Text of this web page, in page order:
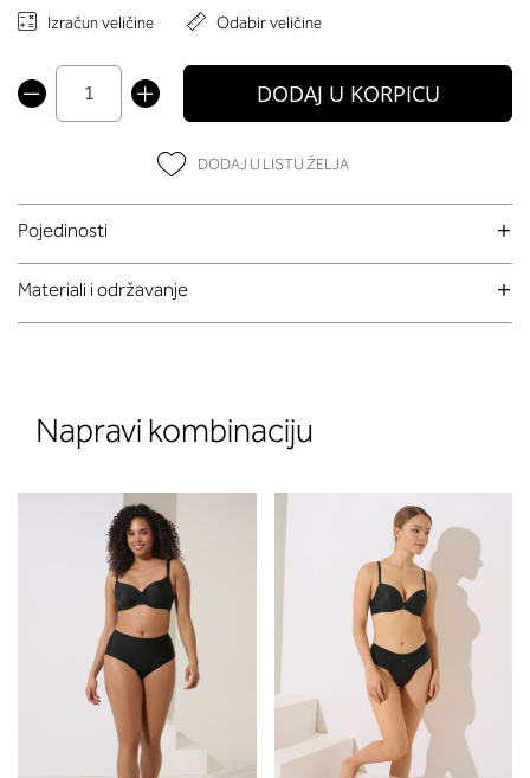
Izračun veličine Odabir veličine
DODAJ U KORPICU
DODAJ U LISTU ŽELJA
Pojedinosti
Materiali i održavanje
Napravi kombinaciju